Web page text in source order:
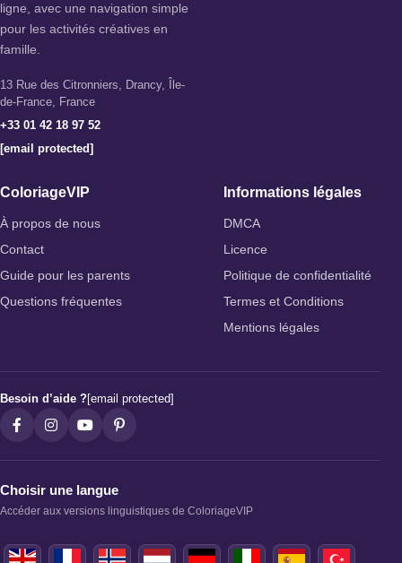
ligne, avec une navigation simple
pour les activités créatives en
famille.
13 Rue des Citronniers, Drancy, Île-
de-France, France
+33 01 42 18 97 52
[email protected]
ColoriageVIP
À propos de nous
Contact
Guide pour les parents
Questions fréquentes
Informations légales
DMCA
Licence
Politique de confidentialité
Termes et Conditions
Mentions légales
Besoin d’aide ?[email protected]
Choisir une langue
Accéder aux versions linguistiques de ColoriageVIP